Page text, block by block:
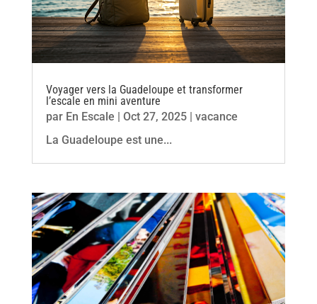
Voyager vers la Guadeloupe et transformer
l’escale en mini aventure
par En Escale Oct 27, 2025| vacance
La Guadeloupe est une...